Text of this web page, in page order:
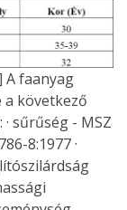
A faanyag
a következő
sűrűség - MSZ
8:1977 ·